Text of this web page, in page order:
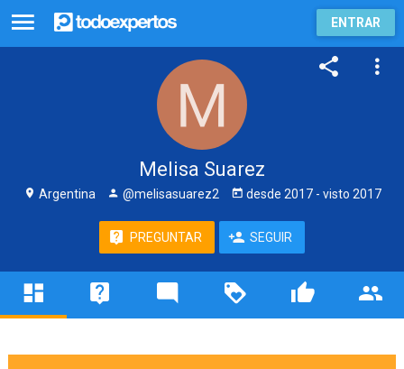
ENTRAR
Melisa Suarez
Argentina @melisasuarez2 desde 2017- visto 2017
PREGUNTAR SEGUIR